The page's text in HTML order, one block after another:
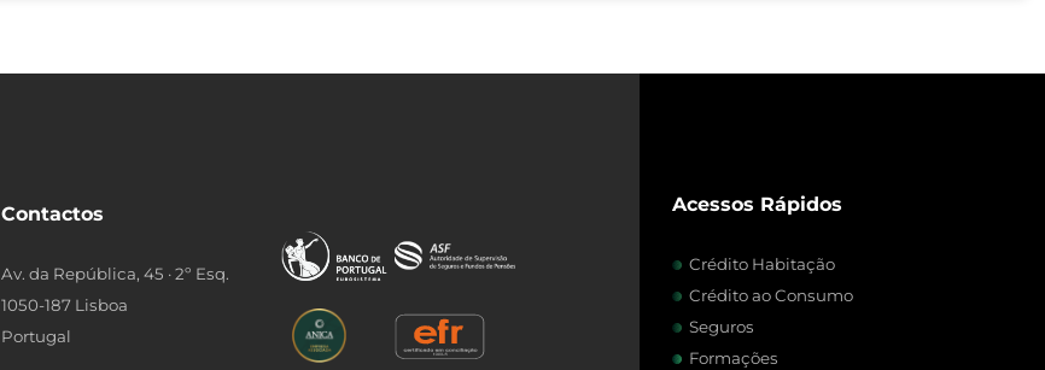
Contactos
Av. da República, 45 · 2º Esq.
1050-187 Lisboa
Portugal
Acessos Rápidos
Crédito Habitação
Crédito ao Consumo
Seguros
Formações